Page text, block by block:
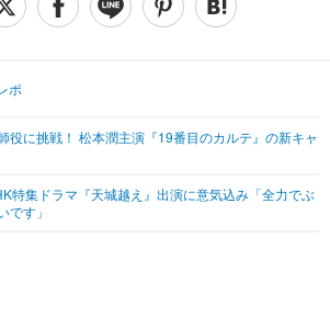
その他
映画・ドラマ
その他
法
ポ
役に挑戦！ 松本潤主演『19番目のカルテ』の新キャ
特集ドラマ『天城越え』出演に意気込み「全力でぶ
です」